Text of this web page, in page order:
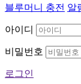
블루머니 충전 알
아이디
비밀번호
로그인